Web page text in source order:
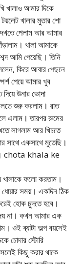
খালাও আমার দিকে
খালার মুতার শো
পেলাম আর আমার
খালা আমাকে
আমি পেয়েছি। তিনি
কিরে আবার পেছনে
পেয়ে আমার খুব
উনার ভোদা
শুরু করলাম। রাত
এলাম। তারপর রুমের
লাগলাম আর খিচতে
সাথে একসাথে মুতেছি।
chota khala ke
ফলো করতাম।
সময়। একদিন ঠিক
হোক চুদতে হবে।
না। কখন আমার এক
ওই ব্যাটা অল্প বয়সেই
চোদার স্টোরি
কিছু করার থাকে